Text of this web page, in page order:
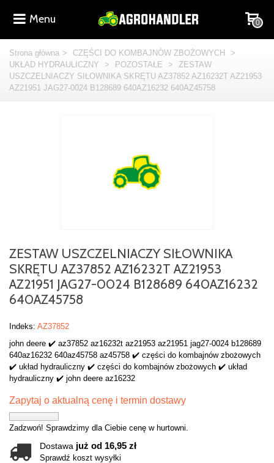
Menu 0
Strona główna > CZĘŚCI DO KOMBAJNÓW ZBOŻOWYCH
>
UKŁAD HYDRAULICZNY
> POZOSTAŁE >
ZESTAW
USZCZELNIACZY SIŁOWNIKA SKRĘTU AZ37852 AZ16232T AZ21953
AZ21951 JAG27-0024 B128689 640AZ16232 640AZ45758
ZESTAW USZCZELNIACZY SIŁOWNIKA
SKRĘTU AZ37852 AZ16232T AZ21953
AZ21951 JAG27-0024 B128689 640AZ16232
640AZ45758
Indeks: AZ37852
john deere ✔️ az37852 az16232t az21953 az21951 jag27-0024 b128689
640az16232 640az45758 az45758 ✔️ części do kombajnów zbożowych
✔️ układ hydrauliczny ✔️ części do kombajnów zbożowych ✔️ układ
hydrauliczny ✔️ john deere az16232
Zapytaj o aktualną cenę i termin dostawy
Zadzwoń! Sprawdzimy dla Ciebie cenę w hurtowni.
Dostawa już od 16,95 zł
Sprawdź koszt wysyłki